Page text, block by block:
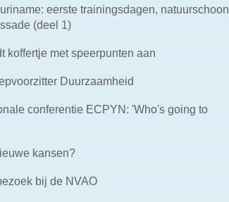
eerste trainingsdagen, natuurschoon
(deel 1)
koffertje met speerpunten aan
Duurzaamheid
conferentie ECPYN: 'Who's going to
kansen?
bij de NVAO